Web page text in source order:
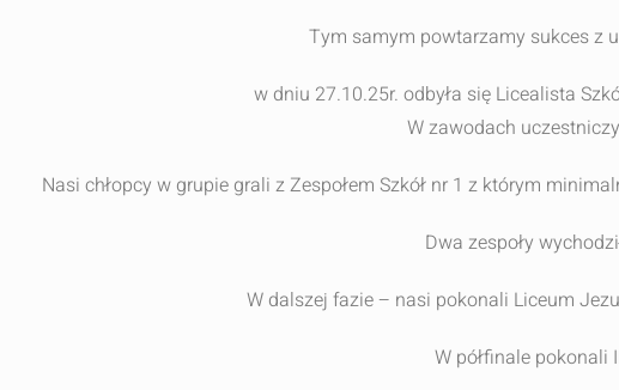
Tym samym powtarzamy sukces z
w dniu 27.10.25r. odbyła się Licealista
W zawodach
Nasi chłopcy w grupie grali z Zespołem Szkół nr 1 z którym
Dwa zespoły
W dalszej fazie – nasi pokonali Liceum
W półfinale pokonali